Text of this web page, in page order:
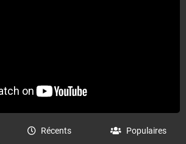
Récents Populaires